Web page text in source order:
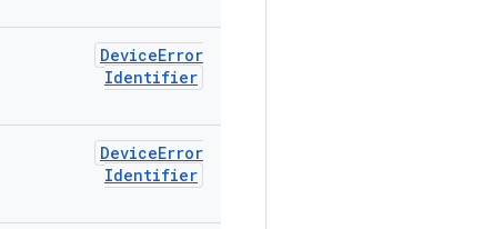
DeviceError
Identifier
DeviceError
Identifier